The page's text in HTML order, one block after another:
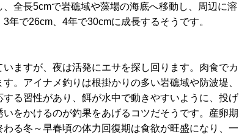
全長5cmで岩礁域や藻場の海底へ移動し、周辺に溶
で26cm、4年で30cmに成長するそうです。
ますが、夜は活発にエサを探し回ります。肉食でカ
。アイナメ釣りは根掛かりの多い岩礁域や防波堤、
る習性があり、餌が水中で動きやすいように、投げ
をかけるのが釣果をあげるコツだそうです。産卵期
る冬～早春頃の体力回復期は食欲が旺盛になり、一